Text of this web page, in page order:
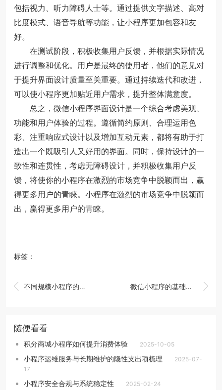
包括视力、听力障碍人士等。通过提供文字描述、高对
比度模式、语音导航等功能，让小程序更加包容和友
好。
在测试阶段，积极收集用户反馈，并根据实际情况
进行调整和优化。用户是最终的使用者，他们的意见对
于提升界面设计质量至关重要。通过持续迭代和改进，
可以使小程序更加贴近用户需求，提升整体满意度。
总之，微信小程序界面设计是一个综合考虑美观、
功能和用户体验的过程。遵循简约原则、合理运用色
彩、注重响应式设计以及增加互动元素，都将有助于打
造出一个既吸引人又好用的界面。同时，保持设计的一
致性和连贯性，考虑无障碍设计，并积极收集用户反
馈，将使你的小程序在激烈的市场竞争中脱颖而出，赢
得更多用户的青睐。小程序在激烈的市场竞争中脱颖而
出，赢得更多用户的青睐。
标签：
 不同规模小程序的开发费用对比 
微信小程序的基础架构
随便看看
积分商城小程序如何提升消费体验 2025-10-05
小程序运维服务与长期维护的隐性支出项梳理
2025-07-
17
小程序安全合规与系统稳定性 2025-02-24